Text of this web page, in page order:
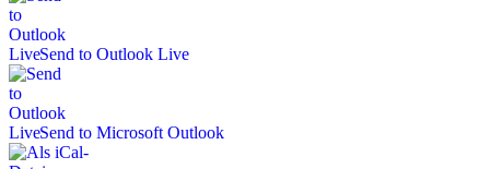
Send to Outlook Live
Send to Microsoft Outlook